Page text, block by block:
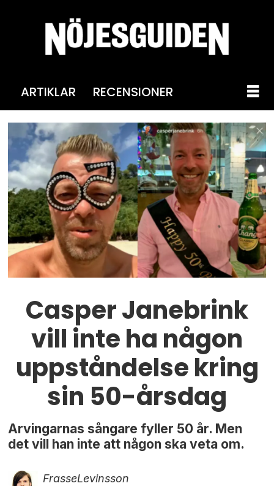
ARTIKLAR RECENSIONER
Casper Janebrink
vill inte ha någon
uppståndelse kring
sin 50-årsdag
Arvingarnas sångare fyller 50 år. Men
det vill han inte att någon ska veta om.
FrasseLevinsson